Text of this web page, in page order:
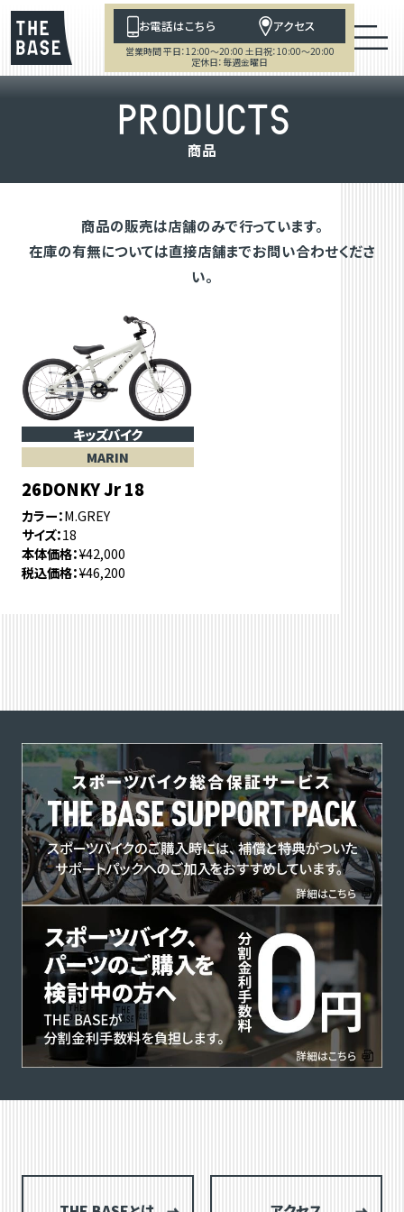
お電話はこちら アクセス
営業時間 平日：12:00～20:00 土日祝：10:00～20:00
定休日：毎週金曜日
PRODUCTS
商品
商品の販売は店舗のみで行っています。
在庫の有無については直接店舗までお問い合わせくださ
い。
キッズバイク
MARIN
26DONKY Jr 18
カラー M.GREY
サイズ 18
本体価格 ¥42,000
税込価格 ¥46,200